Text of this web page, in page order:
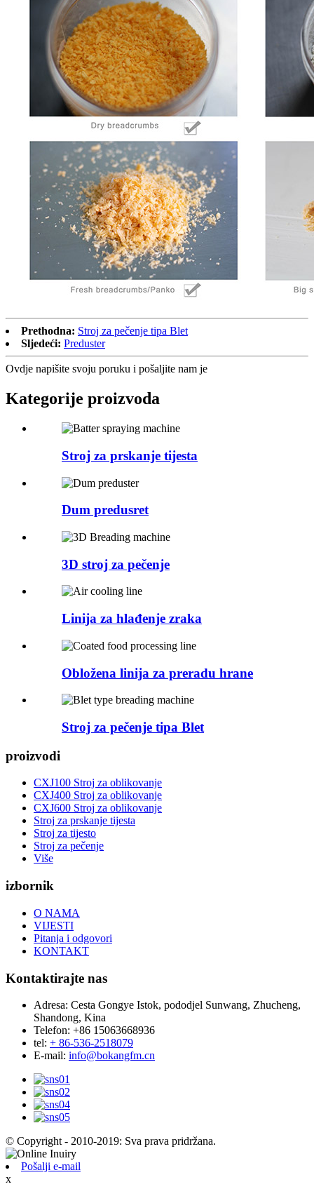
Prethodna: Stroj za pečenje tipa Blet
Sljedeći: Preduster
Ovdje napišite svoju poruku i pošaljite nam je
Kategorije proizvoda
Stroj za prskanje tijesta
Dum predusret
3D stroj za pečenje
Linija za hlađenje zraka
Obložena linija za preradu hrane
Stroj za pečenje tipa Blet
proizvodi
CXJ100 Stroj za oblikovanje
CXJ400 Stroj za oblikovanje
CXJ600 Stroj za oblikovanje
Stroj za prskanje tijesta
Stroj za tijesto
Stroj za pečenje
Više
izbornik
O NAMA
VIJESTI
Pitanja i odgovori
KONTAKT
Kontaktirajte nas
Adresa: Cesta Gongye Istok, pododjel Sunwang, Zhucheng,
Shandong, Kina
Telefon: +86 15063668936
tel: + 86-536-2518079
E-mail: info@bokangfm.cn
© Copyright - 2010-2019: Sva prava pridržana.
Pošalji e-mail
x